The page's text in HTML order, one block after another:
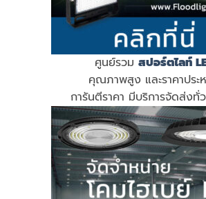
ศูนย์รวม สปอร์ตไลท์
คุณภาพสูง และราคาประ
การันตีราคา มีบริการจัดส่งทั่